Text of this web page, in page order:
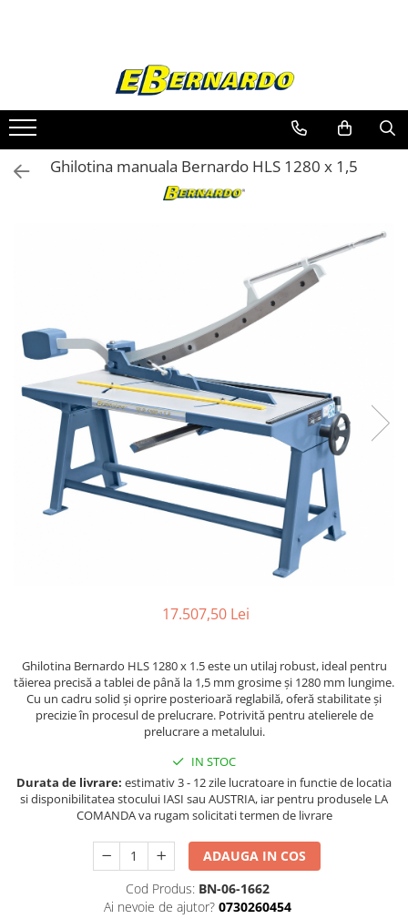
Prelucrare metal
Fierastraie pentru metal
Ferastraie mobile pentru metal
Fierastraie prelucrare metal
Ferastraie orizontale pentru metal
Ferastraie metal cu banda si taiere
dubla semiautomate
Ferastraie prelucrare metal cu
banda si taiere dubla
Ferastraie verticale
Strunguri pentru metal
Strunguri CNC
Strunguri cu cutie de viteze
Strunguri cu surub de ghidare
Strunguri universale cu afisaj
variabila
Masini de gaurit
Masini de gaurit - Vario - cu masa
Masini de gaurit cu angrenaj, masa
si coloana
Masini de gaurit cu coloana
Masini de gaurit cu coloana si cap
Masini de gaurit cu coloana si
curea de distributie
Masini de gaurit cu masa
Ghilotina manuala Bernardo HLS 1280 x 1,5
17.507,50 Lei
Ghilotina Bernardo HLS 1280 x 1.5 este un utilaj robust, ideal pentru
tăierea precisă a tablei de până la 1,5 mm grosime și 1280 mm lungime.
Cu un cadru solid și oprire posterioară reglabilă, oferă stabilitate și
precizie în procesul de prelucrare. Potrivită pentru atelierele de
prelucrare a metalului.
IN STOC
Durata de livrare: estimativ 3 - 12 zile lucratoare in functie de locatia
si disponibilitatea stocului IASI sau AUSTRIA, iar pentru produsele LA
COMANDA va rugam solicitati termen de livrare
ADAUGA IN COS
Cod Produs: BN-06-1662
Ai nevoie de ajutor? 0730260454